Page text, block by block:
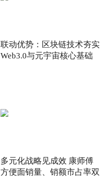
联动优势：区块链技术夯实
Web3.0与元宇宙核心基础
多元化战略见成效 康师傅
方便面销量、销额市占率双